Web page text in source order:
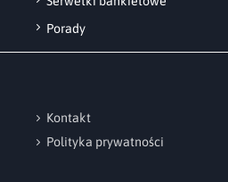
Porady
Kontakt
Polityka prywatności